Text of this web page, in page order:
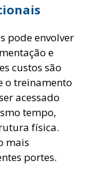
pode envolver
e
custos são
o treinamento
acessado
tempo,
física.
mais
portes.